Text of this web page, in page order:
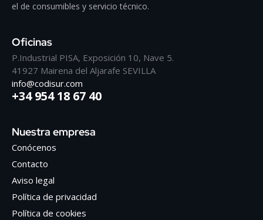
el de consumibles y servicio técnico.
Oficinas
P.Industrial PISA, Exposición 10, Nave 5.
41927 Mairena del Aljarafe SEVILLA
info@codisur.com
+34 954 18 67 40
Nuestra empresa
Conócenos
Contacto
Aviso legal
Política de privacidad
Política de cookies